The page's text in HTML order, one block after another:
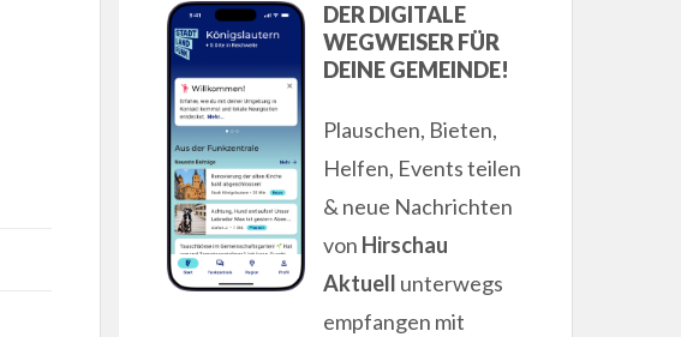
DER DIGITALE
WEGWEISER FÜR
DEINE GEMEINDE!
Plauschen, Bieten,
Helfen, Events teilen
& neue Nachrichten
von Hirschau
Aktuell unterwegs
empfangen mit